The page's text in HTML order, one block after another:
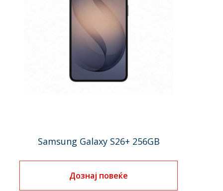
Samsung Galaxy S26+ 256GB
Дознај повеќе